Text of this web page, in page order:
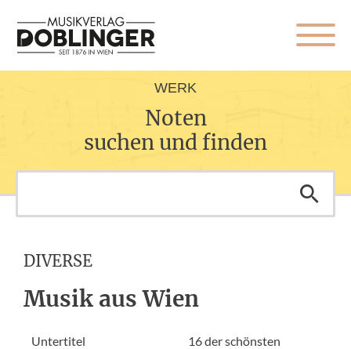
WERK
Noten
suchen und finden
DIVERSE
Musik aus Wien
Untertitel
16 der schönsten